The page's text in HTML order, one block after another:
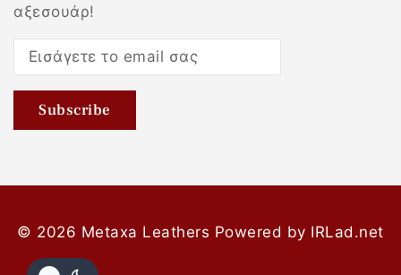
αξεσουάρ!
© 2026 Metaxa Leathers Powered by IRLad.net